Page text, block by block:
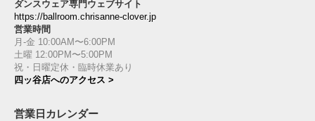
ダンスウェア専門ウェブサイト
https://ballroom.chrisanne-clover.jp
営業時間
月-金 10:00AM〜6:00PM
土曜 12:00PM〜5:00PM
祝・日曜定休・臨時休業あり
四ッ谷店へのアクセス >
営業日カレンダー